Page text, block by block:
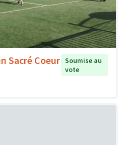
Sacré Coeur Soumise au
vote